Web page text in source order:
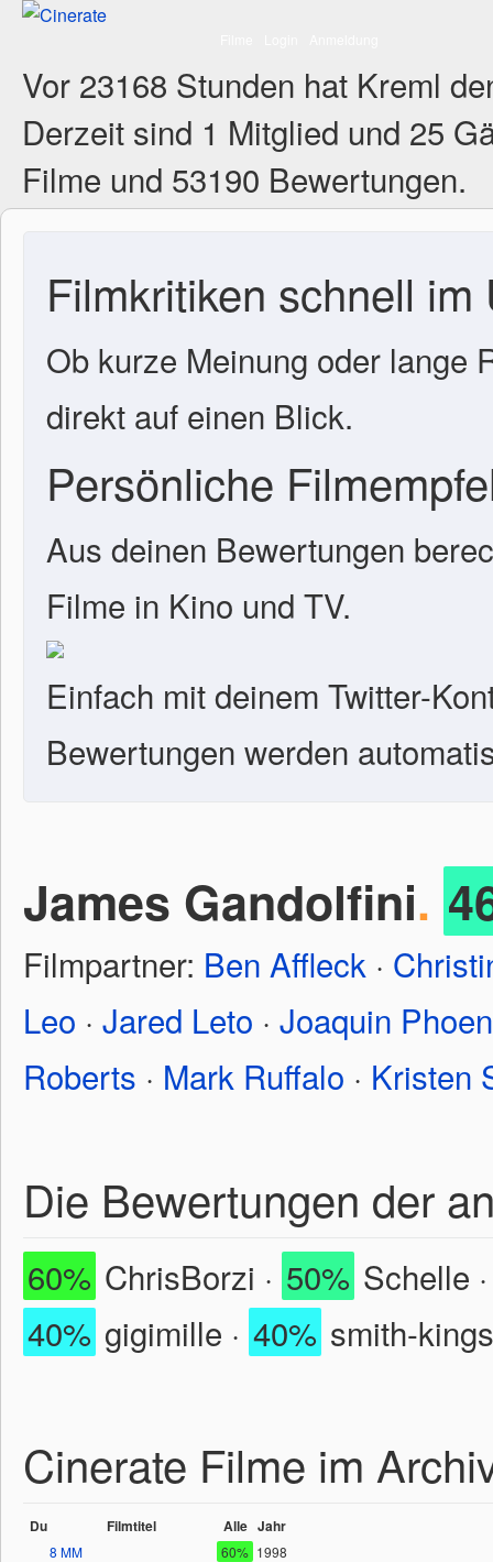
Vor 23168 Stunden hat Kreml
Derzeit sind 1 Mitglied und 25
Filme und 53190 Bewertungen.
Filmkritiken schnell im
Ob kurze Meinung oder lange
direkt auf einen Blick.
Persönliche
Aus deinen Bewertungen
Filme in Kino und TV.
Einfach mit deinem Twitter-
Bewertungen werden
James Gandolfini.
Filmpartner: Ben Affleck ·
Leo · Jared Leto · Joaquin
Roberts · Mark Ruffalo · Kristen
Die Bewertungen der
60% ChrisBorzi · 50% Schelle
40% gigimille · 40% smith-
Cinerate Filme im
Du Filmtitel Alle Jahr
8 MM 60% 1998